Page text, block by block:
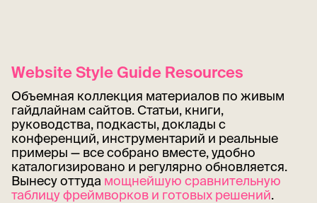
Website Style Guide Resources
Объемная коллекция материалов по живым
гайдлайнам сайтов. Статьи, книги,
руководства, подкасты, доклады с
конференций, инструментарий и реальные
примеры — все собрано вместе, удобно
каталогизировано и регулярно обновляется.
Вынесу оттуда мощнейшую сравнительную
таблицу фреймворков и готовых решений.